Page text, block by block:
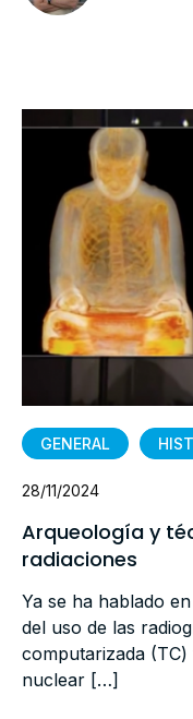
GENERAL
28/11/2024
Arqueología y
radiaciones
Ya se ha hablado
del uso de las
computarizada
nuclear […]